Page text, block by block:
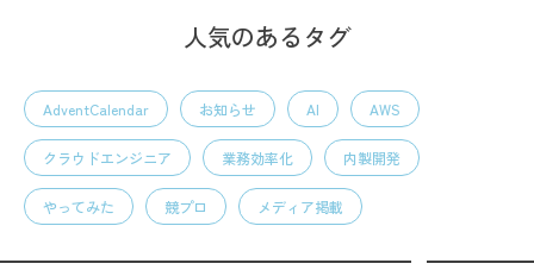
人気のあるタグ
AdventCalendar お知らせ AI AWS
クラウドエンジニア 業務効率化 内製開発
やってみた 競プロ メディア掲載